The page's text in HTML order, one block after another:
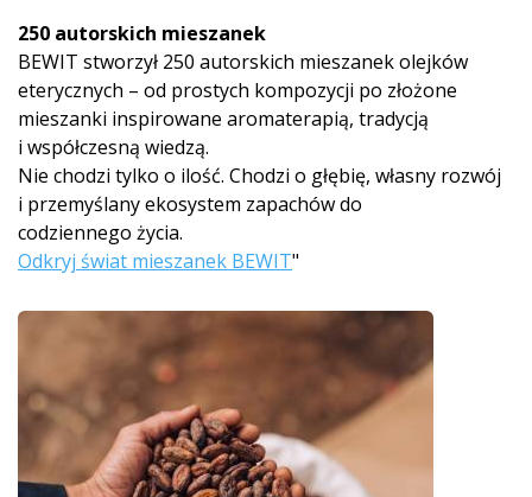
250 autorskich mieszanek
BEWIT stworzył 250 autorskich mieszanek olejków
eterycznych – od prostych kompozycji po złożone
mieszanki inspirowane aromaterapią, tradycją
i współczesną wiedzą.
Nie chodzi tylko o ilość. Chodzi o głębię, własny rozwój
i przemyślany ekosystem zapachów do
codziennego życia.
Odkryj świat mieszanek BEWIT"